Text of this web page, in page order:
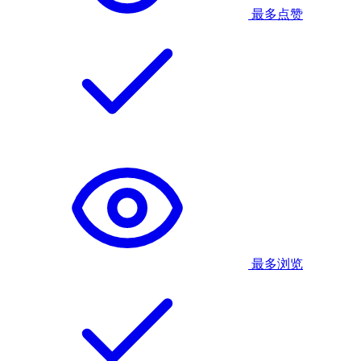
最多点赞
最多浏览